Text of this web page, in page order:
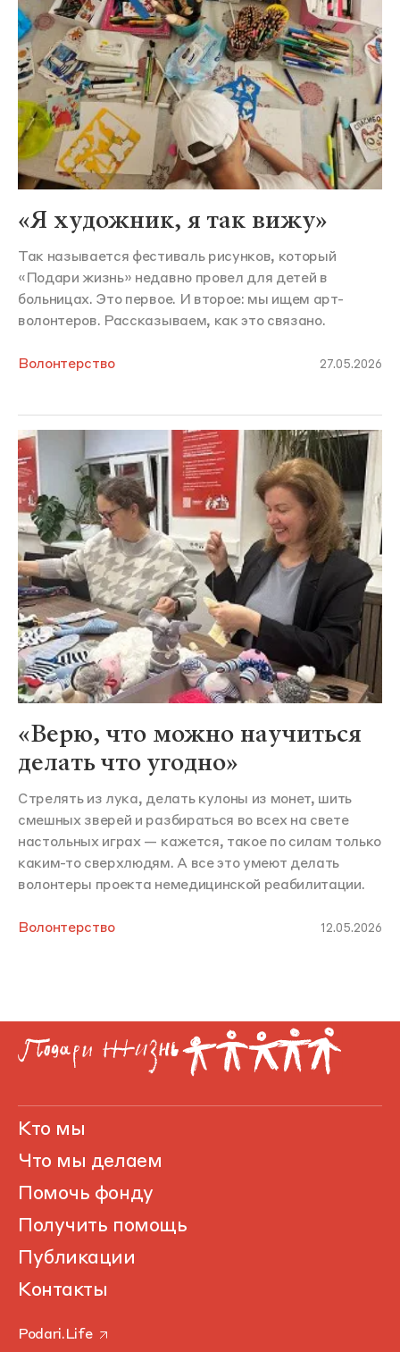
«Я художник, я так вижу»
Так называется фестиваль рисунков, который
«Подари жизнь» недавно провел для детей в
больницах. Это первое. И второе: мы ищем арт-
волонтеров. Рассказываем, как это связано.
Волонтерство 27.05.2026
«Верю, что можно научиться
делать что угодно»
Стрелять из лука, делать кулоны из монет, шить
смешных зверей и разбираться во всех на свете
настольных играх — кажется, такое по силам только
каким-то сверхлюдям. А все это умеют делать
волонтеры проекта немедицинской реабилитации.
Волонтерство 12.05.2026
Кто мы
Что мы делаем
Помочь фонду
Получить помощь
Публикации
Контакты
Podari.Life